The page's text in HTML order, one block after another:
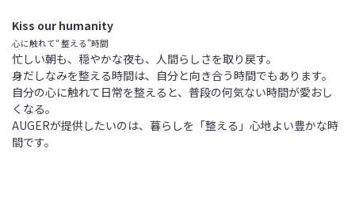
Kiss our humanity
心に触れて“ 整える”時間
忙しい朝も、穏やかな夜も、人間らしさを取り戻す。
身だしなみを整える時間は、自分と向き合う時間でもあります。
自分の心に触れて日常を整えると、普段の何気ない時間が愛おし
くなる。
AUGERが提供したいのは、暮らしを「整える」心地よい豊かな時
間です。